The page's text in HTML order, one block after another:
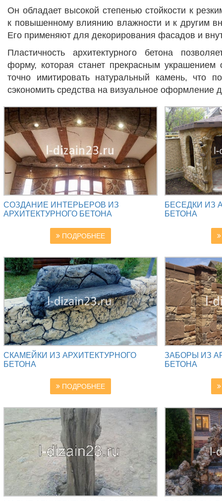
Он обладает высокой степенью стойкости к
к повышенному влиянию влажности и к другим
Его применяют для декорирования фасадов и
Пластичность архитектурного бетона
форму, которая станет прекрасным украшением
точно имитировать натуральный камень, что
сэкономить средства на визуальное оформление
СОЗДАНИЕ ИНТЕРЬЕРОВ ИЗ
АРХИТЕКТУРНОГО БЕТОНА
ПОДРОБНЕЕ
БЕСЕДКИ ИЗ
БЕТОНА
СКАМЕЙКИ ИЗ АРХИТЕКТУРНОГО
БЕТОНА
ПОДРОБНЕЕ
ЗАБОРЫ ИЗ
БЕТОНА